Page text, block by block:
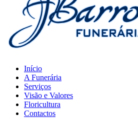
Início
A Funerária
Serviços
Visão e Valores
Floricultura
Contactos